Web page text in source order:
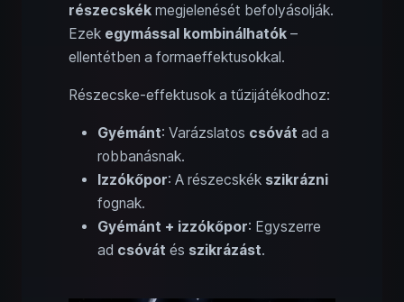
részecskék megjelenését befolyásolják.
Ezek egymással kombinálhatók –
ellentétben a formaeffektusokkal.
Részecske-effektusok a tűzijátékodhoz:
Gyémánt: Varázslatos csóvát ad a
robbanásnak.
Izzókőpor: A részecskék szikrázni
fognak.
Gyémánt + izzókőpor: Egyszerre
ad csóvát és szikrázást.